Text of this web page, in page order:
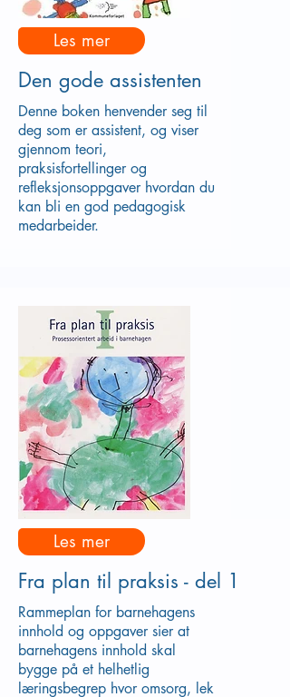
Les mer
Den gode assistenten
Denne boken henvender seg til
deg som er assistent, og viser
gjennom teori,
praksisfortellinger og
refleksjonsoppgaver hvordan du
kan bli en god pedagogisk
medarbeider.
Les mer
Fra plan til praksis - del 1
Rammeplan for barnehagens
innhold og oppgaver sier at
barnehagens innhold skal
bygge på et helhetlig
læringsbegrep hvor omsorg, lek